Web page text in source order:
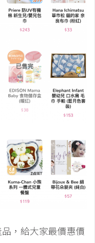
，給大家最價惠價